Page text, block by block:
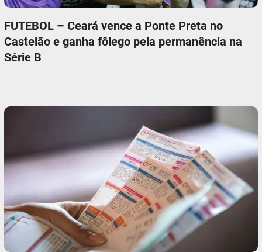
FUTEBOL – Ceará vence a Ponte Preta no
Castelão e ganha fôlego pela permanência na
Série B